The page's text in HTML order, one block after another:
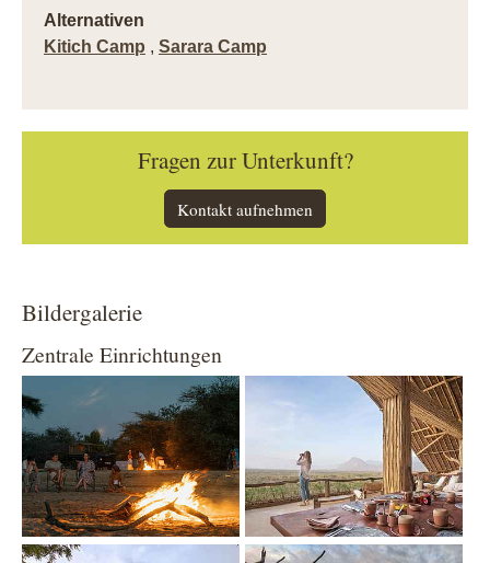
Alternativen
Kitich Camp , Sarara Camp
Fragen zur Unterkunft?
Kontakt aufnehmen
Bildergalerie
Zentrale Einrichtungen
Show larger version Show larger version
Show larger version Show larger version